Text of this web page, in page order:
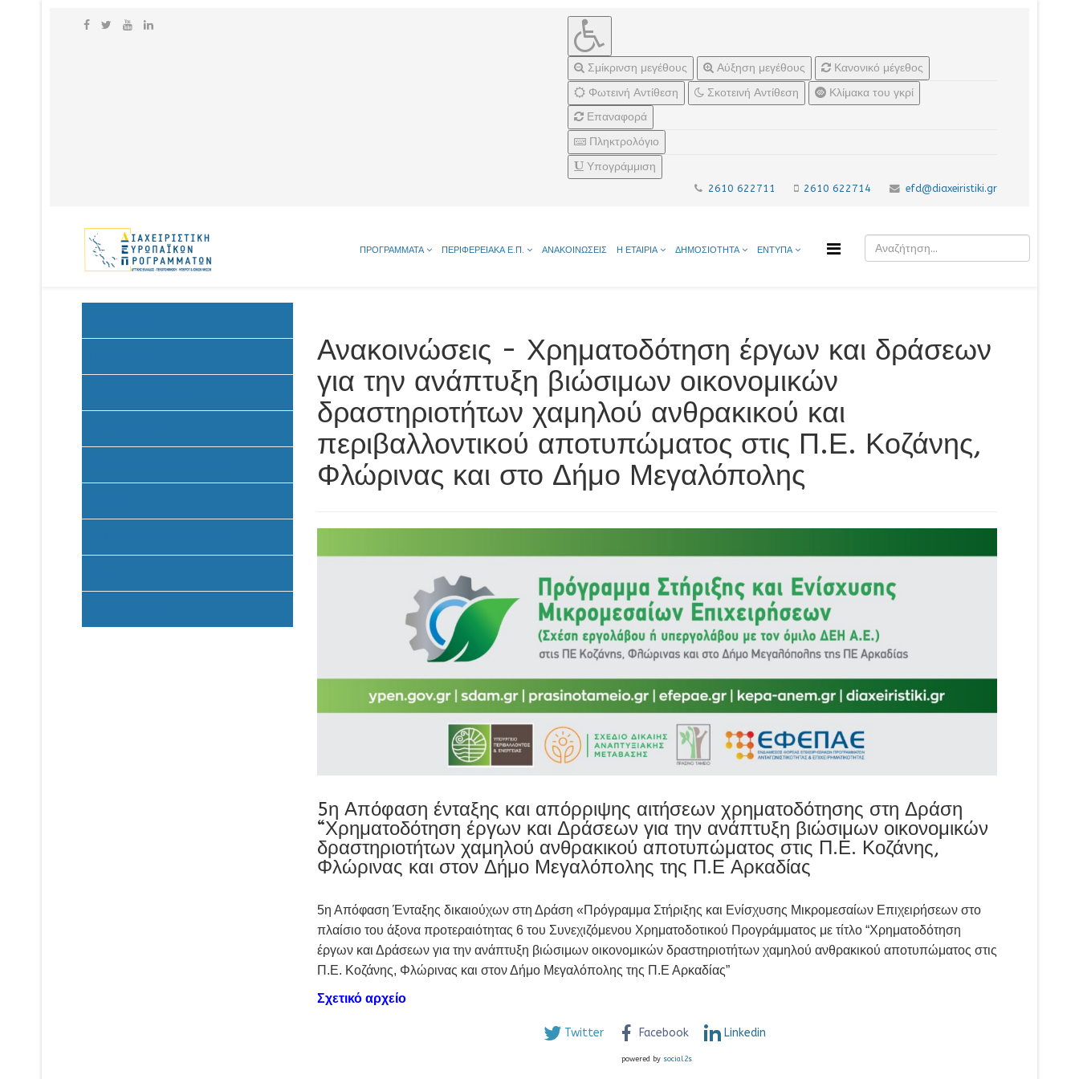
Σμίκρινση μεγέθους Αύξηση μεγέθους
Κανονικό μέγεθος
Φωτεινή Αντίθεση
Σκοτεινή Αντίθεση
Κλίμακα του γκρί
Επαναφορά
Πληκτρολόγιο
Υπογράμμιση
2610 622711 2610 622714 efd@diaxeiristiki.gr
ΠΡΟΓΡΑΜΜΑΤΑ ΠΕΡΙΦΕΡΕΙΑΚΑ Ε.Π. ΑΝΑΚΟΙΝΩΣΕΙΣ Η ΕΤΑΙΡΙΑ ΔΗΜΟΣΙΟΤΗΤΑ ΕΝΤΥΠΑ
Ανακοινώσεις - Χρηματοδότηση έργων και δράσεων
για την ανάπτυξη βιώσιμων οικονομικών
δραστηριοτήτων χαμηλού ανθρακικού και
περιβαλλοντικού αποτυπώματος στις Π.Ε. Κοζάνης,
Φλώρινας και στο Δήμο Μεγαλόπολης
5η Aπόφαση ένταξης και απόρριψης αιτήσεων χρηματοδότησης στη Δράση
“Χρηματοδότηση έργων και Δράσεων για την ανάπτυξη βιώσιμων οικονομικών
δραστηριοτήτων χαμηλού ανθρακικού αποτυπώματος στις Π.Ε. Κοζάνης,
Φλώρινας και στον Δήμο Μεγαλόπολης της Π.Ε Αρκαδίας
5η Απόφαση Ένταξης δικαιούχων στη Δράση «Πρόγραμμα Στήριξης και Ενίσχυσης Μικρομεσαίων Επιχειρήσεων στο
πλαίσιο του άξονα προτεραιότητας 6 του Συνεχιζόμενου Χρηματοδοτικού Προγράμματος με τίτλο “Χρηματοδότηση
έργων και Δράσεων για την ανάπτυξη βιώσιμων οικονομικών δραστηριοτήτων χαμηλού ανθρακικού αποτυπώματος στις
Π.Ε. Κοζάνης, Φλώρινας και στον Δήμο Μεγαλόπολης της Π.Ε Αρκαδίας”
Σχετικό αρχείο
Twitter Facebook Linkedin
powered by social2s